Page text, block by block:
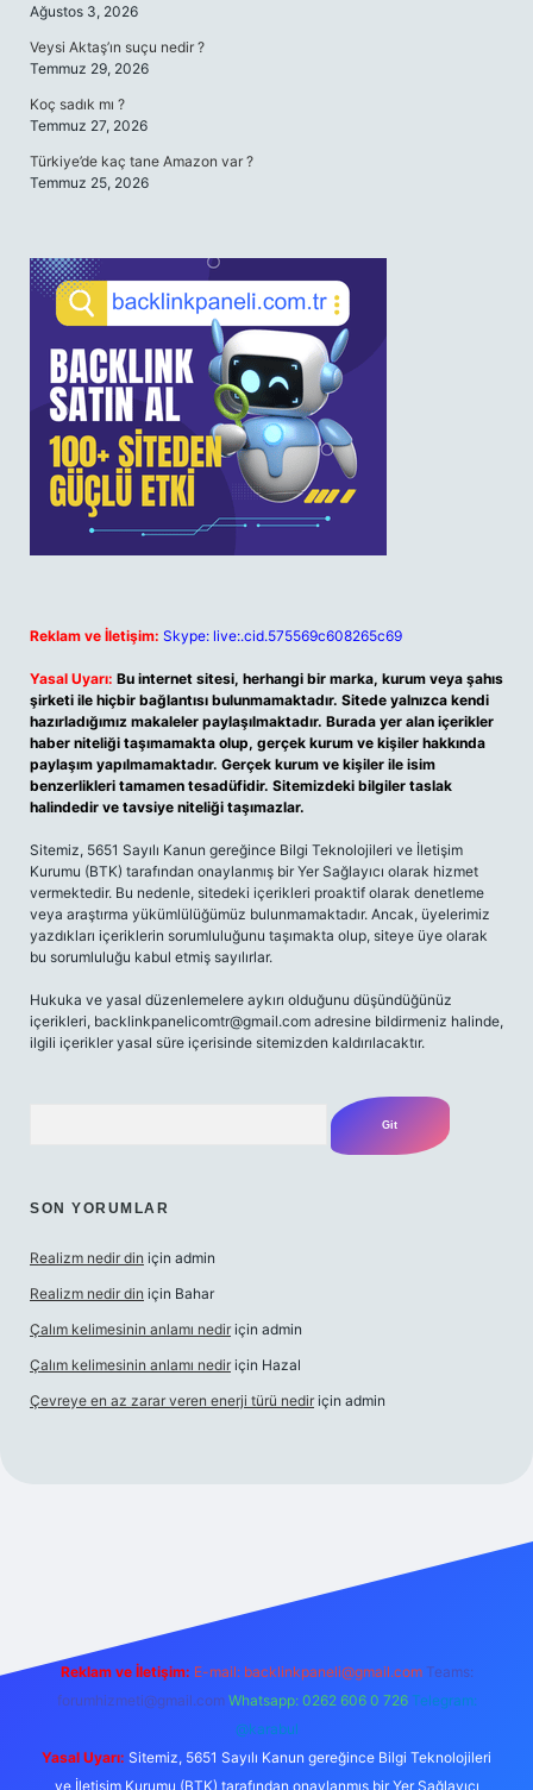
Ağustos 3, 2026
Veysi Aktaş’ın suçu nedir ?
Temmuz 29, 2026
Koç sadık mı ?
Temmuz 27, 2026
Türkiye’de kaç tane Amazon var ?
Temmuz 25, 2026
Reklam ve İletişim: Skype: live:.cid.575569c608265c69
Yasal Uyarı: Bu internet sitesi, herhangi bir marka, kurum veya şahıs
şirketi ile hiçbir bağlantısı bulunmamaktadır. Sitede yalnızca kendi
hazırladığımız makaleler paylaşılmaktadır. Burada yer alan içerikler
haber niteliği taşımamakta olup, gerçek kurum ve kişiler hakkında
paylaşım yapılmamaktadır. Gerçek kurum ve kişiler ile isim
benzerlikleri tamamen tesadüfidir. Sitemizdeki bilgiler taslak
halindedir ve tavsiye niteliği taşımazlar.
Sitemiz, 5651 Sayılı Kanun gereğince Bilgi Teknolojileri ve İletişim
Kurumu (BTK) tarafından onaylanmış bir Yer Sağlayıcı olarak hizmet
vermektedir. Bu nedenle, sitedeki içerikleri proaktif olarak denetleme
veya araştırma yükümlülüğümüz bulunmamaktadır. Ancak, üyelerimiz
yazdıkları içeriklerin sorumluluğunu taşımakta olup, siteye üye olarak
bu sorumluluğu kabul etmiş sayılırlar.
Hukuka ve yasal düzenlemelere aykırı olduğunu düşündüğünüz
içerikleri, backlinkpanelicomtr@gmail.com adresine bildirmeniz halinde,
ilgili içerikler yasal süre içerisinde sitemizden kaldırılacaktır.
SON YORUMLAR
Realizm nedir din için admin
Realizm nedir din için Bahar
Çalım kelimesinin anlamı nedir için admin
Çalım kelimesinin anlamı nedir için Hazal
Çevreye en az zarar veren enerji türü nedir için admin
Reklam ve İletişim: E-mail: backlinkpaneli@gmail.com Teams:
forumhizmeti@gmail.com Whatsapp: 0262 606 0 726 Telegram:
@karabul
Yasal Uyarı: Sitemiz, 5651 Sayılı Kanun gereğince Bilgi Teknolojileri
ve İletişim Kurumu (BTK) tarafından onaylanmış bir Yer Sağlayıcı